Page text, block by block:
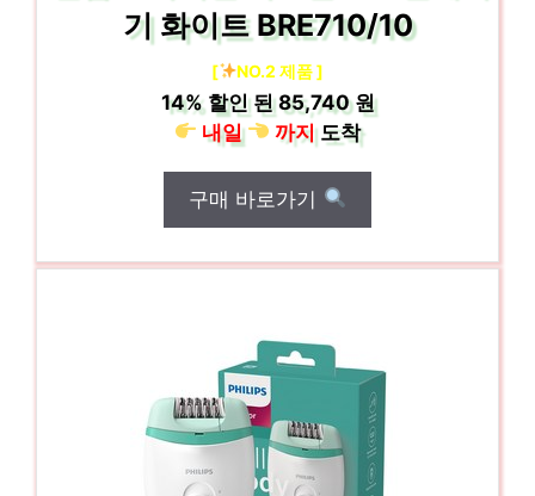
기 화이트 BRE710/10
[ NO.2 제품 ]
14%할인 된85,740 원
내일
까지도착
구매 바로가기